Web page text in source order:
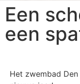
Een
een
Het zwembad